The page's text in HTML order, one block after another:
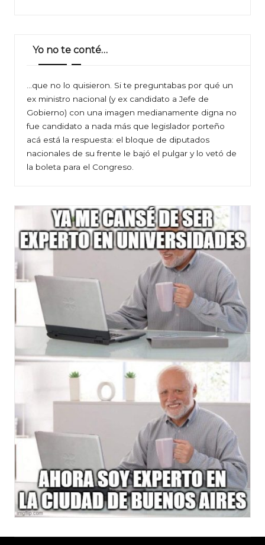
Yo no te conté…
…que no lo quisieron. Si te preguntabas por qué un
ex ministro nacional (y ex candidato a Jefe de
Gobierno) con una imagen medianamente digna no
fue candidato a nada más que legislador porteño
acá está la respuesta: el bloque de diputados
nacionales de su frente le bajó el pulgar y lo vetó de
la boleta para el Congreso.